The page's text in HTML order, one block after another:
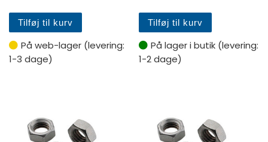
Tilføj til kurv
På web-lager (levering:
1-3 dage)
Tilføj til kurv
På lager i butik (levering:
1-2 dage)